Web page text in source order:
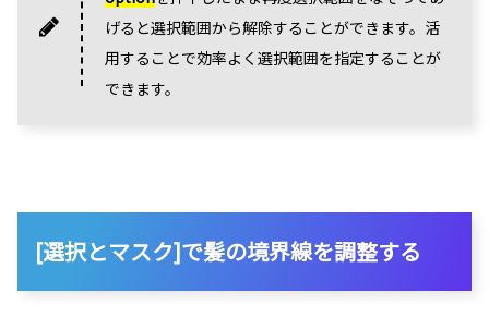
げると選択範囲から解除することができます。活
用することで効率よく選択範囲を指定することが
できます。
[選択とマスク]で髪の境界線を調整する